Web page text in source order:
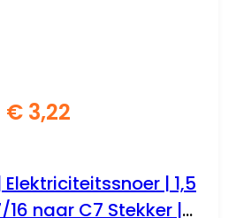
€3,22
| 1,5
16 naar C7 Stekker |